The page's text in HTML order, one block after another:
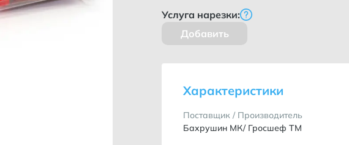
Услуга нарезки:
Добавить
Характеристики
Поставщик / Производитель
Бахрушин МК/ Гросшеф ТМ